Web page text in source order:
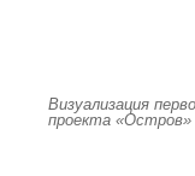
Визуализация
проекта «Остров»